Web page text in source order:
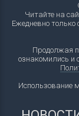
Читайте на
Ежедневно
Продолжая
ознакомились и
Использование